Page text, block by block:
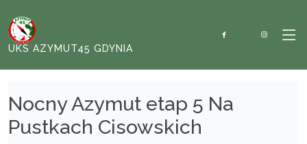
UKS AZYMUT45 GDYNIA
Nocny Azymut etap 5 Na
Pustkach Cisowskich